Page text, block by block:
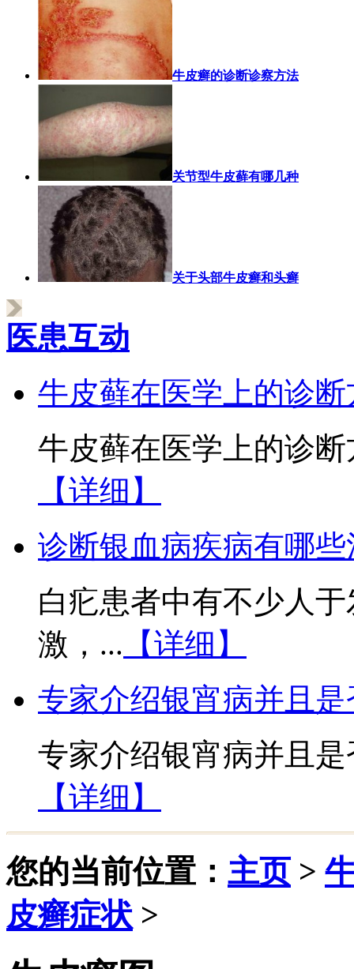
牛皮癣的诊断诊察方法
关节型牛皮藓有哪几种
关于头部牛皮癣和头癣
医患互动
牛皮藓在医学上的诊断
牛皮藓在医学上的诊
【详细】
诊断银血病疾病有哪
白疕患者中有不少人
激，... 【详细】
专家介绍银宵病并且
专家介绍银宵病并且
【详细】
您的当前位置： 主页>
皮癣症状 >